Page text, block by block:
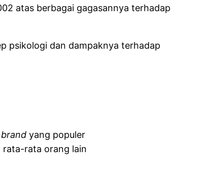
atas berbagai gagasannya terhadap
psikologi dan dampaknya terhadap
brand yang populer
rata-rata orang lain